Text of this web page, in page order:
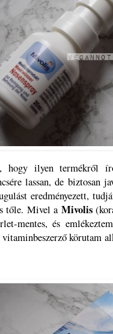
hogy ilyen termékről
lassan, de biztosan
eredményezett,
tőle. Mivel a Mivolis
mentes, és
körutam